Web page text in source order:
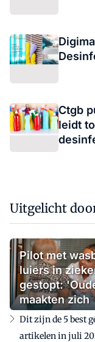
Ctgb
leidt
Uitgelicht
Pilot met
luiers in
gestopt:
maakten zich
zorgen'
Dit zijn de 5 best
artikelen in juli